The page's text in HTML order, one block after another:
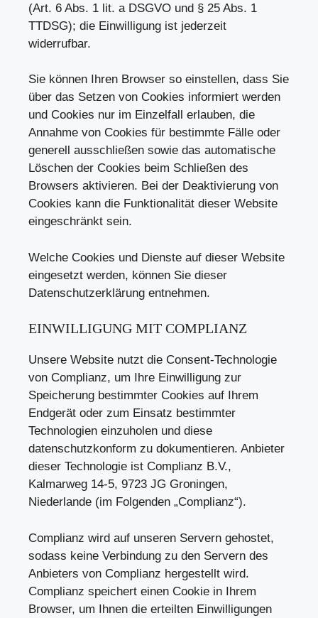
(Art. 6 Abs. 1 lit. a DSGVO und § 25 Abs. 1
TTDSG); die Einwilligung ist jederzeit
widerrufbar.
Sie können Ihren Browser so einstellen, dass Sie
über das Setzen von Cookies informiert werden
und Cookies nur im Einzelfall erlauben, die
Annahme von Cookies für bestimmte Fälle oder
generell ausschließen sowie das automatische
Löschen der Cookies beim Schließen des
Browsers aktivieren. Bei der Deaktivierung von
Cookies kann die Funktionalität dieser Website
eingeschränkt sein.
Welche Cookies und Dienste auf dieser Website
eingesetzt werden, können Sie dieser
Datenschutzerklärung entnehmen.
EINWILLIGUNG MIT COMPLIANZ
Unsere Website nutzt die Consent-Technologie
von Complianz, um Ihre Einwilligung zur
Speicherung bestimmter Cookies auf Ihrem
Endgerät oder zum Einsatz bestimmter
Technologien einzuholen und diese
datenschutzkonform zu dokumentieren. Anbieter
dieser Technologie ist Complianz B.V.,
Kalmarweg 14-5, 9723 JG Groningen,
Niederlande (im Folgenden „Complianz“).
Complianz wird auf unseren Servern gehostet,
sodass keine Verbindung zu den Servern des
Anbieters von Complianz hergestellt wird.
Complianz speichert einen Cookie in Ihrem
Browser, um Ihnen die erteilten Einwilligungen